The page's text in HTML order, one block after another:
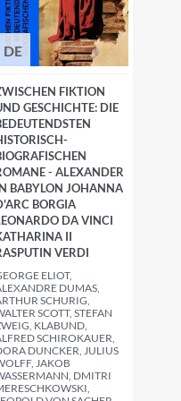
DE
FIKTION
GESCHICHTE: DIE
- ALEXANDER
BABYLON JOHANNA
BORGIA
DA VINCI
II
VERDI
ELIOT,
DUMAS,
SCHURIG,
SCOTT, STEFAN
KLABUND,
SCHIROKAUER,
DUNCKER, JULIUS
JAKOB
DMITRI